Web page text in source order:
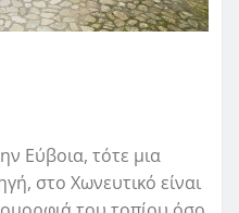
Εύβοια, τότε μια
στο Χωνευτικό είναι